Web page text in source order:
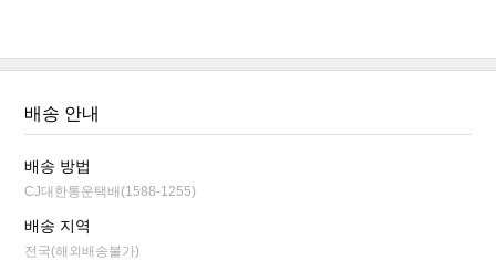
배송 안내
배송 방법
CJ대한통운택배(1588-1255)
배송 지역
전국(해외배송불가)